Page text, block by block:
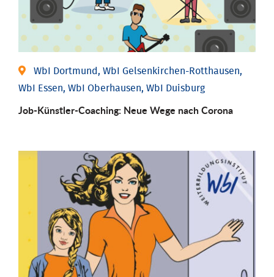
WbI Dortmund, WbI Gelsenkirchen-Rotthausen,
WbI Essen, WbI Oberhausen, WbI Duisburg
Job-Künstler-Coaching: Neue Wege nach Corona